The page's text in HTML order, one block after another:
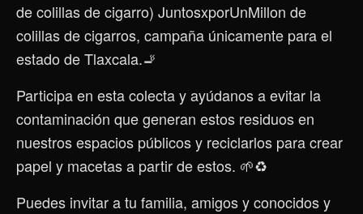
de colillas de cigarro) JuntosxporUnMillon de
colillas de cigarros, campaña únicamente para el
estado de Tlaxcala.🚬
Participa en esta colecta y ayúdanos a evitar la
contaminación que generan estos residuos en
nuestros espacios públicos y reciclarlos para crear
papel y macetas a partir de estos. 🌱♻️
Puedes invitar a tu familia, amigos y conocidos y